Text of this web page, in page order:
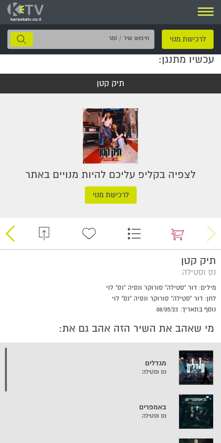
ניווט
לרכישת מנוי
חיפוש
שיר
עכשיו מתנגן:
תיק קטן
לצפיה בקליפ עליכם להיות מנויים באתר
לרכישת מנוי
תיק קטן
נס וסטילה
מילים: דור "סטילה" סורוקר ונסיה "נס" לוי
לחן: דור "סטילה" סורוקר ונסיה "נס" לוי
נוסף בתאריך: 08/05/23
מי שאהב את השיר הזה אהב גם את:
מגדלים
נס וסטילה
באמפרים
נס וסטילה